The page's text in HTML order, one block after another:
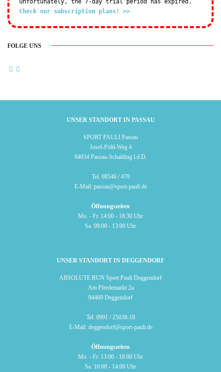
Check our subscription plans! >>
FOLGE UNS
UNSER STANDORT IN PASSAU
SPORT PAULI Passau
Josef-Pöltl-Weg 4
94034 Passau-Schalding l.d.D.
Tel. 08546 / 479
E-Mail: passau@sport-pauli.de
Öffnungszeiten
Mo. - Fr. 14:00 - 18:30 Uhr
Sa. 09:00 - 13:00 Uhr
UNSER STANDORT IN DEGGENDORF
ABSOLUTE RUN Sport Pauli Deggendorf
Am Pferdemarkt 2a
94469 Deggendorf
Tel. 0991 / 25038-18
E-Mail: deggendorf@sport-pauli.de
Öffnungszeiten
Mo. - Fr. 13:00 - 18:00 Uhr
Sa. 10:00 - 14:00 Uhr